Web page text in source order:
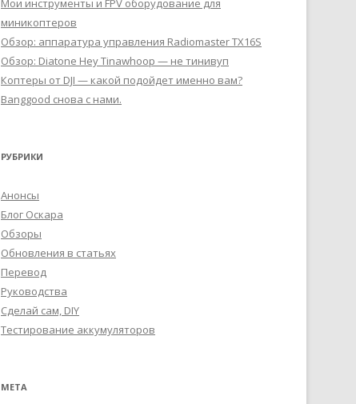
Мои инструменты и FPV оборудование для
миникоптеров
Обзор: аппаратура управления Radiomaster TX16S
Обзор: Diatone Hey Tinawhoop — не тинивуп
Коптеры от DJI — какой подойдет именно вам?
Banggood снова с нами.
РУБРИКИ
Анонсы
Блог Оскара
Обзоры
Обновления в статьях
Перевод
Руководства
Сделай сам, DIY
Тестирование аккумуляторов
МЕТА